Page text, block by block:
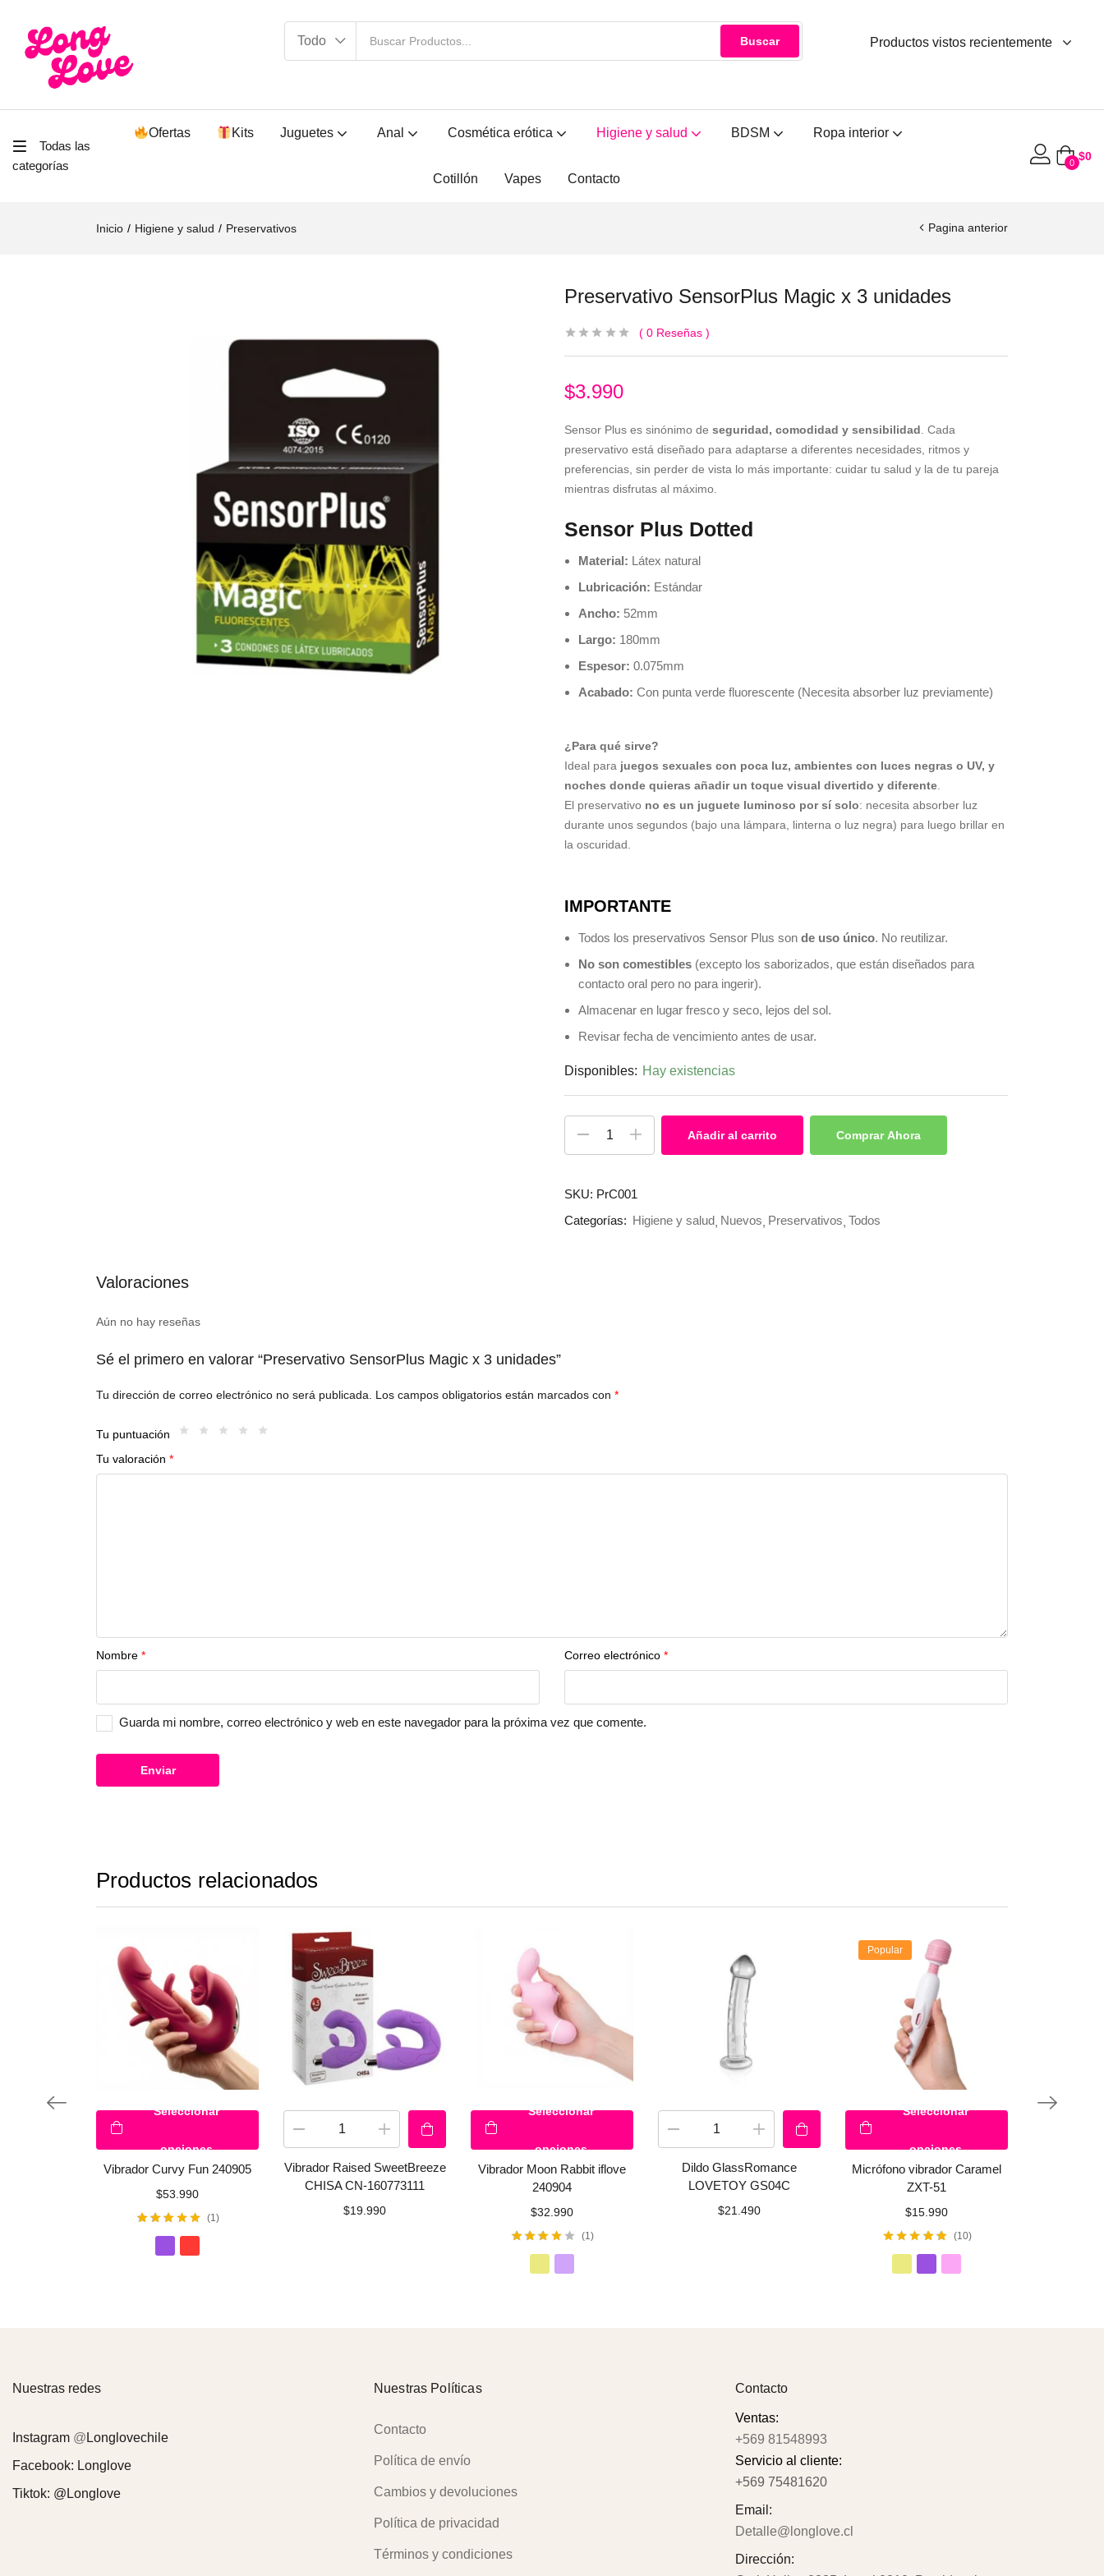
Todo Buscar Productos vistos recientemente
Todas las
categorías
Ofertas Kits Juguetes Anal Cosmética erótica Higiene y salud BDSM Ropa interior
Cotillón Vapes Contacto
0 $0
Inicio Higiene y salud Preservativos Pagina anterior
Preservativo SensorPlus Magic x 3 unidades
0 Reseñas
$3.990
Sensor Plus es sinónimo de seguridad, comodidad y sensibilidad . Cada
preservativo está diseñado para adaptarse a diferentes necesidades, ritmos y
preferencias, sin perder de vista lo más importante: cuidar tu salud y la de tu pareja
mientras disfrutas al máximo.
Sensor Plus Dotted
Material: Látex natural
Lubricación: Estándar
Ancho: 52mm
Largo: 180mm
Espesor: 0.075mm
Acabado: Con punta verde fluorescente (Necesita absorber luz previamente)
¿Para qué sirve?
Ideal para juegos sexuales con poca luz, ambientes con luces negras o UV, y
noches donde quieras añadir un toque visual divertido y diferente
El preservativo no es un juguete luminoso por sí solo: necesita absorber luz
durante unos segundos (bajo una lámpara, linterna o luz negra) para luego brillar en
la oscuridad.
IMPORTANTE
Todos los preservativos Sensor Plus son de uso único. No reutilizar.
No son comestibles (excepto los saborizados, que están diseñados para
contacto oral pero no para ingerir).
Almacenar en lugar fresco y seco, lejos del sol.
Revisar fecha de vencimiento antes de usar.
Disponibles: Hay existencias
Añadir al carrito Comprar Ahora
SKU: PrC001
Categorías: Higiene y salud Nuevos Preservativos Todos
Valoraciones
Aún no hay reseñas
Sé el primero en valorar “Preservativo SensorPlus Magic x 3 unidades”
Tu dirección de correo electrónico no será publicada. Los campos obligatorios están marcados con *
Tu puntuación
Tu valoración *
Nombre * Correo electrónico *
Guarda mi nombre, correo electrónico y web en este navegador para la próxima vez que comente.
Productos relacionados
Seleccionar
opciones
Vibrador Curvy Fun 240905
$53.990
1
Vibrador Raised SweetBreeze
CHISA CN-160773111
$19.990
Seleccionar
opciones
Vibrador Moon Rabbit iflove
240904
$32.990
5
1
Dildo GlassRomance
LOVETOY GS04C
$21.490
Popular
Seleccionar
opciones
Micrófono vibrador Caramel
ZXT-51
$15.990
10
Nuestras redes
Instagram @ Longlovechile
Facebook: Longlove
Tiktok: @Longlove
Nuestras Políticas
Contacto
Política de envío
Cambios y devoluciones
Política de privacidad
Términos y condiciones
Contacto
Ventas:
+569 81548993
Servicio al cliente:
+569 75481620
Email:
Detalle@longlove.cl
Dirección: